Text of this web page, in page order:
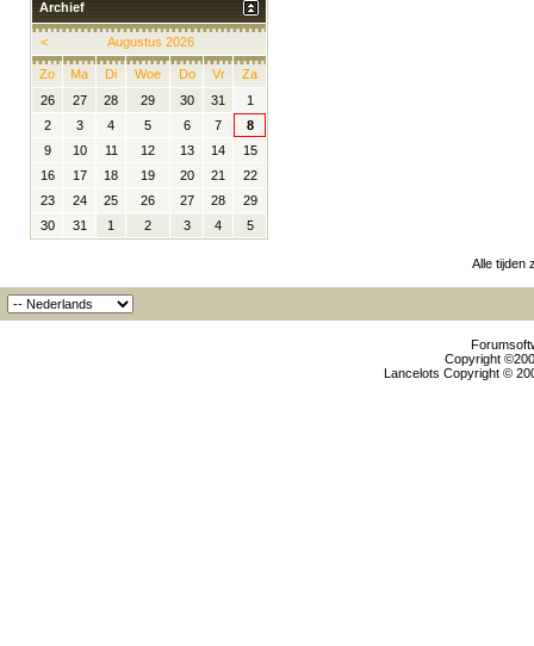
Archief
< Augustus 2026
Zo Ma Di Woe Do Vr
Za
26
27 28 29 30 31
1
2
3 4 5 6 7
8
9
10 11 12 13 14
15
16
17 18 19 20 21
22
23
24 25 26 27 28
29
30
31 1 2 3 4 5
Alle tijden
Copyright
Lancelots Copyright ©